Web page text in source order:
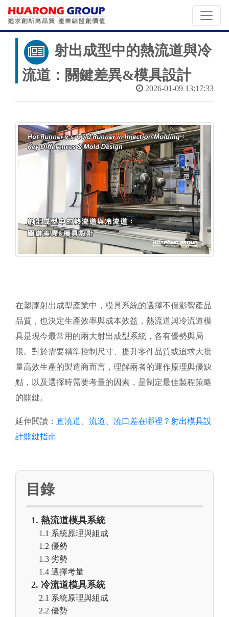
射出成型中的熱流道與冷
流道：關鍵差異&模具設計
2026-01-09 13:17:33
在塑膠射出成型產業中，模具系統的選擇不僅影響產品
品質，也決定生產效率與成本效益，熱流道與冷流道模
具是現今最常用的兩大射出成型系統，各有優勢與局
限。對於需要精準控制尺寸、提升零件品質或追求大批
量高效生產的製造商而言，理解兩者的運作原理與優缺
點，以及選擇時需要考量的因素，是制定最佳製程策略
的關鍵。
延伸閱讀： 直澆道、流道、澆口差在哪裡？射出模具設
計關鍵指南
目錄
1. 熱流道模具系統
1.1 系統原理與組成
1.2 優勢
1.3 劣勢
1.4 選擇考量
2. 冷流道模具系統
2.1 系統原理與組成
2.2 優勢